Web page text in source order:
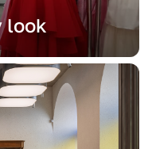
look